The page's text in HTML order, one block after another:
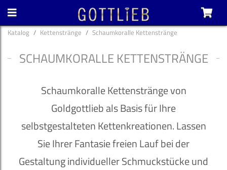
Katalog Kettenstränge Schaumkoralle Kettenstränge
SCHAUMKORALLE KETTENSTRÄNGE
Schaumkoralle Kettenstränge von
Goldgottlieb als Basis für Ihre
selbstgestalteten Kettenkreationen. Lassen
Sie Ihrer Fantasie freien Lauf bei der
Gestaltung individueller Schmuckstücke und